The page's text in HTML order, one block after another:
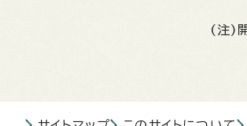
(注)